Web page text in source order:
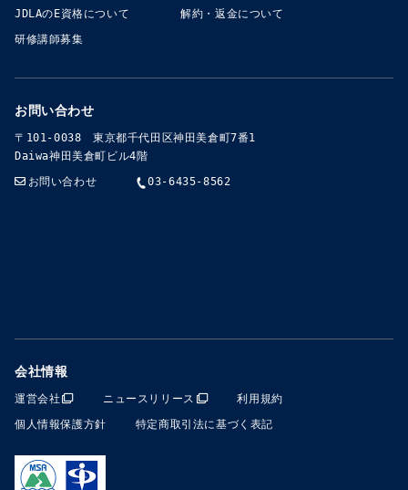
JDLAのE資格について
解約・返金について
研修講師募集
お問い合わせ
〒101-0038 東京都千代田区神田美倉町7番1
Daiwa神田美倉町ビル4階
お問い合わせ
03-6435-8562
会社情報
運営会社 ニュースリリース
利用規約
個人情報保護方針
特定商取引法に基づく表記